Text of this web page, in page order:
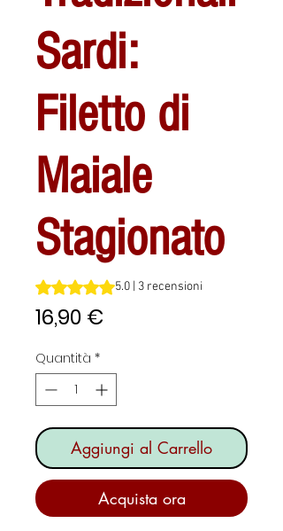
Sardi:
Filetto di
Maiale
Stagionato
Sulla base di 3 recensioni, la
5.0 | 3 recensioni
16,90 €
Quantità *
Aggiungi al Carrello
Acquista ora